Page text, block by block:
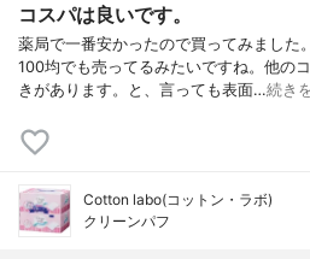
コスパは良いです。
薬局で一番安かったので買ってみました
100均でも売ってるみたいですね。他の
きがあります。と、言っても表面…続き
Cotton labo(コットン・ラボ)
クリーンパフ